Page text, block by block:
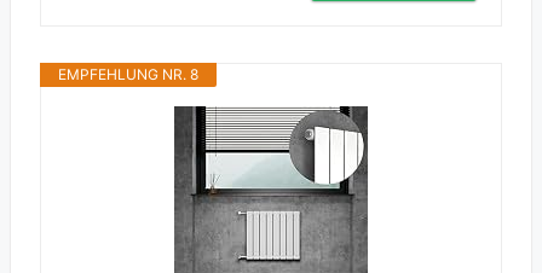
EMPFEHLUNG NR. 8